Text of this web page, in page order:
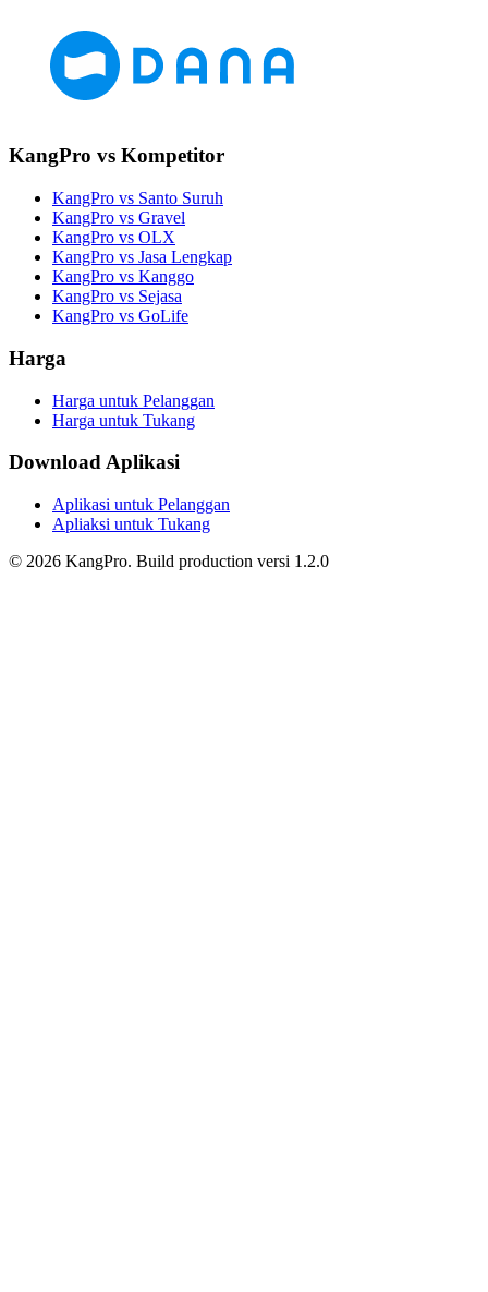
KangPro vs Kompetitor
KangPro vs Santo Suruh
KangPro vs Gravel
KangPro vs OLX
KangPro vs Jasa Lengkap
KangPro vs Kanggo
KangPro vs Sejasa
KangPro vs GoLife
Harga
Harga untuk Pelanggan
Harga untuk Tukang
Download Aplikasi
Aplikasi untuk Pelanggan
Apliaksi untuk Tukang
© 2026 KangPro. Build production versi 1.2.0